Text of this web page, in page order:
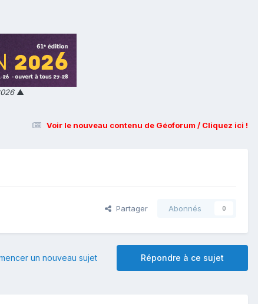
▲
Voir le nouveau contenu de Géoforum / Cliquez ici !
Partager Abonnés 0
Répondre à ce sujet
un nouveau sujet